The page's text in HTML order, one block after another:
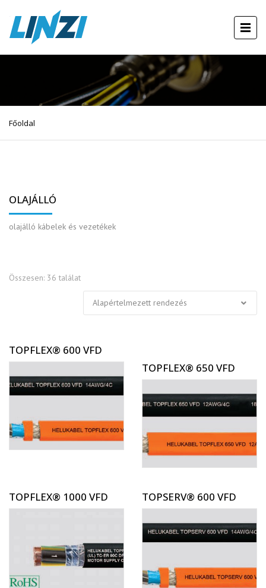
Főoldal
OLAJÁLLÓ
olajálló kábelek és vezetékek
Összesen: 36 találat
TOPFLEX® 600 VFD
TOPFLEX® 650 VFD
TOPFLEX® 1000 VFD TOPSERV® 600 VFD